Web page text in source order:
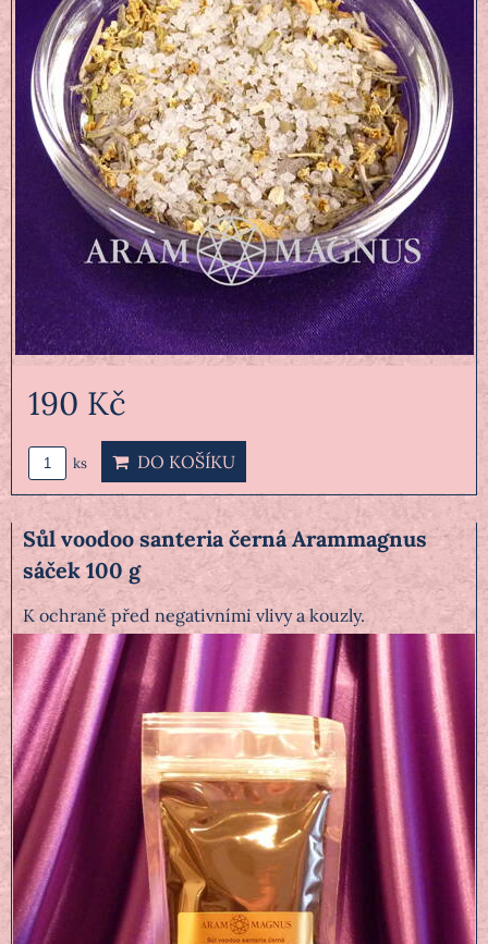
190 Kč
ks DO KOŠÍKU
Sůl voodoo santeria černá Arammagnus
sáček 100 g
K ochraně před negativními vlivy a kouzly.